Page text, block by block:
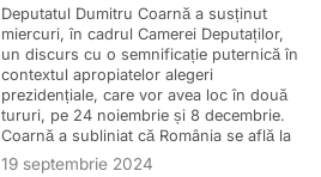
Deputatul Dumitru Coarnă a susținut
miercuri, în cadrul Camerei Deputaților,
un discurs cu o semnificație puternică în
contextul apropiatelor alegeri
prezidențiale, care vor avea loc în două
tururi, pe 24 noiembrie și 8 decembrie.
Coarnă a subliniat că România se află la
19 septembrie 2024